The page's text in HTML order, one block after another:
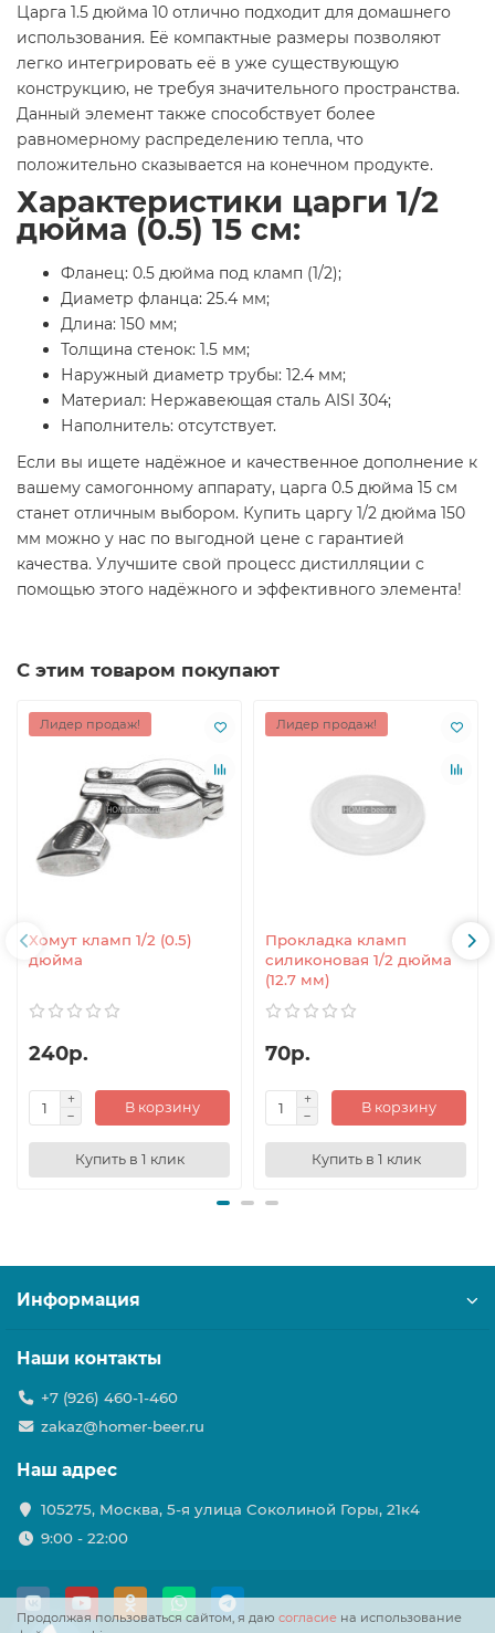
Царга 1.5 дюйма 10 отлично подходит для домашнего
использования. Её компактные размеры позволяют
легко интегрировать её в уже существующую
конструкцию, не требуя значительного пространства.
Данный элемент также способствует более
равномерному распределению тепла, что
положительно сказывается на конечном продукте.
Характеристики царги 1/2
дюйма (0.5) 15 см:
Фланец: 0.5 дюйма под кламп (1/2);
Диаметр фланца: 25.4 мм;
Длина: 150 мм;
Толщина стенок: 1.5 мм;
Наружный диаметр трубы: 12.4 мм;
Материал: Нержавеющая сталь AISI 304;
Наполнитель: отсутствует.
Если вы ищете надёжное и качественное дополнение к
вашему самогонному аппарату, царга 0.5 дюйма 15 см
станет отличным выбором. Купить царгу 1/2 дюйма 150
мм можно у нас по выгодной цене с гарантией
качества. Улучшите свой процесс дистилляции с
помощью этого надёжного и эффективного элемента!
С этим товаром покупают
Лидер продаж!
Хомут кламп 1/2 (0.5)
дюйма
240р.
В корзину
Купить в 1 клик
Лидер продаж!
Прокладка кламп
силиконовая 1/2 дюйма
(12.7 мм)
70р.
В корзину
Купить в 1 клик
Продолжая пользоваться сайтом, я даю согласие на использование
Информация
Наши контакты
+7 (926) 460-1-460
zakaz@homer-beer.ru
Наш адрес
105275, Москва, 5-я улица Соколиной Горы, 21к4
9:00 - 22:00